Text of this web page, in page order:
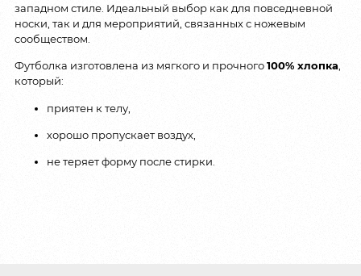
западном стиле. Идеальный выбор как для повседневной
носки, так и для мероприятий, связанных с ножевым
сообществом.
Футболка изготовлена из мягкого и прочного100% хлопка,
который:
приятен к телу,
хорошо пропускает воздух,
не теряет форму после стирки.